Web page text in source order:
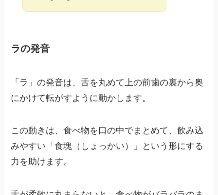
ラの発音
「ラ」の発音は、舌を丸めて上の前歯の裏から奥
にかけて転がすように動かします。
この動きは、食べ物を口の中でまとめて、飲み込
みやすい「食塊（しょっかい）」という形にする
力を助けます。